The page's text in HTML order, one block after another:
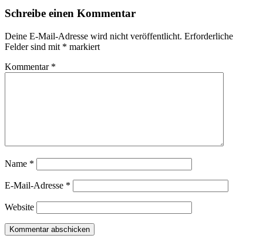
Schreibe einen Kommentar
Deine E-Mail-Adresse wird nicht veröffentlicht. Erforderliche
Felder sind mit * markiert
Kommentar *
Name *
E-Mail-Adresse *
Website